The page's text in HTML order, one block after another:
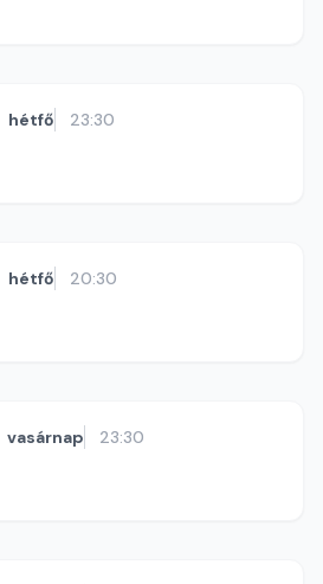
hétfő 23:30
hétfő 20:30
vasárnap 23:30